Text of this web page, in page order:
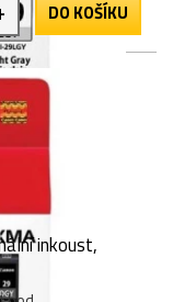
DO KOŠÍKU
inkoust,